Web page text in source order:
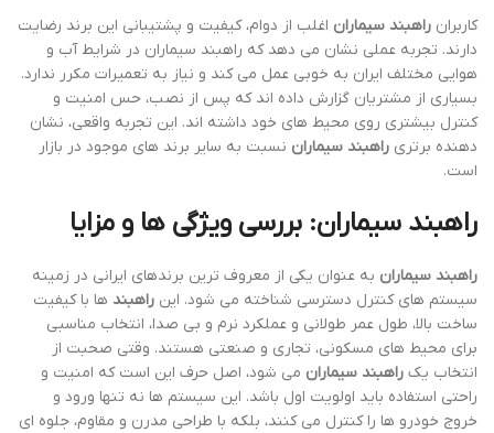
کاربران راهبند سیماران اغلب از دوام، کیفیت و پشتیبانی این برند رضایت
دارند. تجربه عملی نشان می دهد که راهبند سیماران در شرایط آب و
هوایی مختلف ایران به خوبی عمل می کند و نیاز به تعمیرات مکرر ندارد.
بسیاری از مشتریان گزارش داده اند که پس از نصب، حس امنیت و
کنترل بیشتری روی محیط های خود داشته اند. این تجربه واقعی، نشان
دهنده برتری راهبند سیماران نسبت به سایر برند های موجود در بازار
است.
راهبند سیماران: بررسی ویژگی ها و مزایا
راهبند سیماران به عنوان یکی از معروف ترین برندهای ایرانی در زمینه
سیستم های کنترل دسترسی شناخته می شود. این راهبند ها با کیفیت
ساخت بالا، طول عمر طولانی و عملکرد نرم و بی صدا، انتخاب مناسبی
برای محیط های مسکونی، تجاری و صنعتی هستند. وقتی صحبت از
انتخاب یک راهبند سیماران می شود، اصل حرف این است که امنیت و
راحتی استفاده باید اولویت اول باشد. این سیستم ها نه تنها ورود و
خروج خودرو ها را کنترل می کنند، بلکه با طراحی مدرن و مقاوم، جلوه ای